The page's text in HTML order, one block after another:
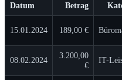
Datum Betrag
15.01.2024 189,00 €
08.02.2024
3.200,00
€
IT-